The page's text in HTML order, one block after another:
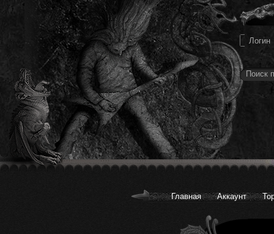
Главная Аккаунт